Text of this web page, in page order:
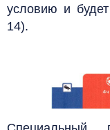
условию и
14).